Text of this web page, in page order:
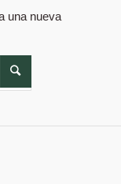
una nueva